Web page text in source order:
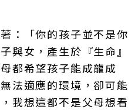
：「你的孩子並不是你
與女，產生於『生命』
都希望孩子能成龍成
法適應的環境，卻可能
我想這都不是父母想看